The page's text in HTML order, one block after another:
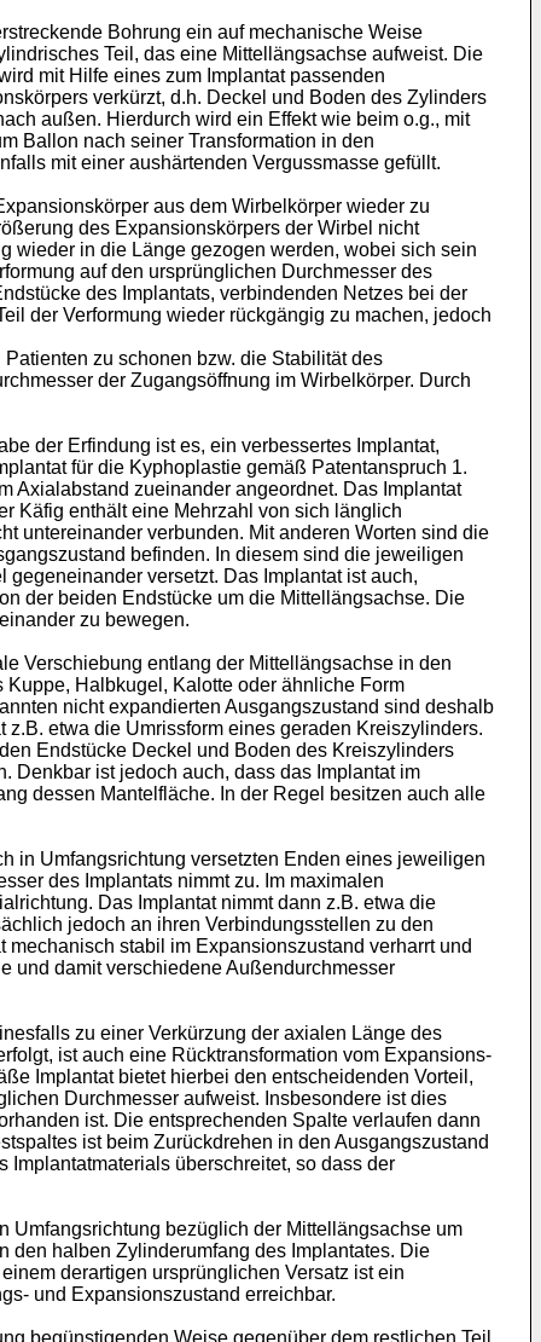
Bohrung ein auf mechanische Weise
Teil, das eine Mittellängsachse aufweist. Die
mit Hilfe eines zum Implantat passenden
verkürzt, d.h. Deckel und Boden des Zylinders
außen. Hierdurch wird ein Effekt wie beim o.g., mit
Ballon nach seiner Transformation in den
mit einer aushärtenden Vergussmasse gefüllt.
aus dem Wirbelkörper wieder zu
des Expansionskörpers der Wirbel nicht
wieder in die Länge gezogen werden, wobei sich sein
auf den ursprünglichen Durchmesser des
des Implantats, verbindenden Netzes bei der
der Verformung wieder rückgängig zu machen, jedoch
zu schonen bzw. die Stabilität des
der Zugangsöffnung im Wirbelkörper. Durch
der Erfindung ist es, ein verbessertes Implantat,
für die Kyphoplastie gemäß Patentanspruch 1.
Axialabstand zueinander angeordnet. Das Implantat
Käfig enthält eine Mehrzahl von sich länglich
untereinander verbunden. Mit anderen Worten sind die
befinden. In diesem sind die jeweiligen
versetzt. Das Implantat ist auch,
der beiden Endstücke um die Mittellängsachse. Die
zu bewegen.
Verschiebung entlang der Mittellängsachse in den
Halbkugel, Kalotte oder ähnliche Form
nicht expandierten Ausgangszustand sind deshalb
etwa die Umrissform eines geraden Kreiszylinders.
Endstücke Deckel und Boden des Kreiszylinders
Denkbar ist jedoch auch, dass das Implantat im
dessen Mantelfläche. In der Regel besitzen auch alle
in Umfangsrichtung versetzten Enden eines jeweiligen
des Implantats nimmt zu. Im maximalen
Das Implantat nimmt dann z.B. etwa die
jedoch an ihren Verbindungsstellen zu den
stabil im Expansionszustand verharrt und
und damit verschiedene Außendurchmesser
zu einer Verkürzung der axialen Länge des
ist auch eine Rücktransformation vom Expansions-
Implantat bietet hierbei den entscheidenden Vorteil,
Durchmesser aufweist. Insbesondere ist dies
ist. Die entsprechenden Spalte verlaufen dann
ist beim Zurückdrehen in den Ausgangszustand
überschreitet, so dass der
Umfangsrichtung bezüglich der Mittellängsachse um
den halben Zylinderumfang des Implantates. Die
derartigen ursprünglichen Versatz ist ein
und Expansionszustand erreichbar.
begünstigenden Weise gegenüber dem restlichen Teil